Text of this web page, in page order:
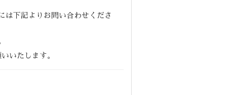
は下記よりお問い合わせくださ
いたします。